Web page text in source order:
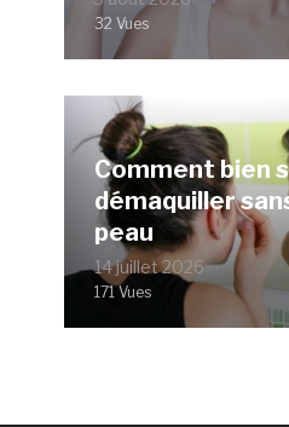
32 Vues
Comment bien
démaquiller
peau
14 juillet 2026
171 Vues